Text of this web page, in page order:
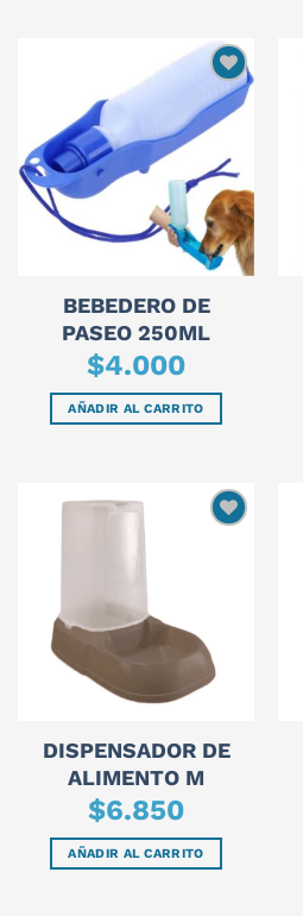
BEBEDERO DE
PASEO 250ML
$4.000
AÑADIR AL CARRITO
DISPENSADOR DE
ALIMENTO M
$6.850
AÑADIR AL CARRITO